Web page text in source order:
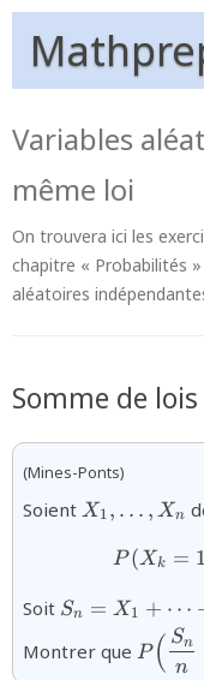
Variables
même loi
On trouvera ici les
chapitre « Probabilités
aléatoires
Somme de
(Mines-Ponts)
Soient X 1 , … , Xn
P (Xk = 1
Soit Sn = X 1 + ⋯
Montrer que P ( n
Sn